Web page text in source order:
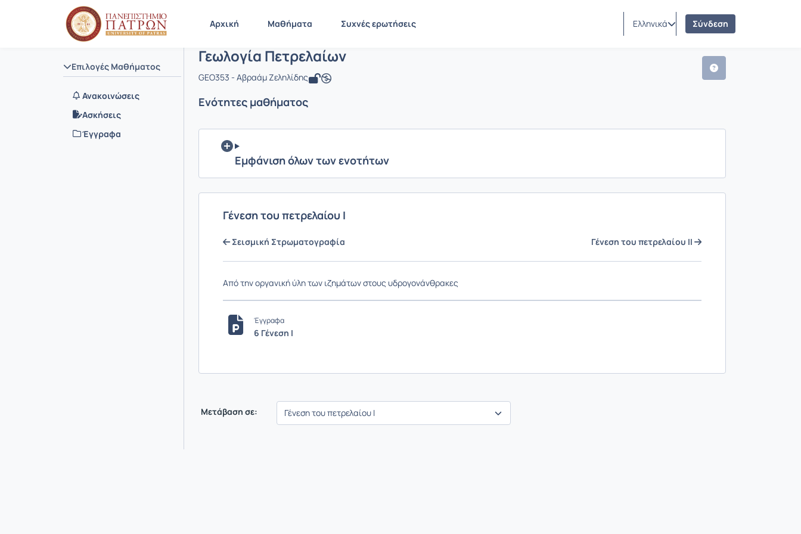
Αρχική Μαθήματα Συχνές ερωτήσεις Ελληνικά Σύνδεση
Επιλογές Μαθήματος
Ανακοινώσεις
Ασκήσεις
Έγγραφα
Αρχική Σελίδα Γεωλογία Πετρελαίων Ενότητες μαθήματος
Μάθημα : Γεωλογία Πετρελαίων
Κωδικός : GEO353
Γεωλογία Πετρελαίων
GEO353 - Αβραάμ Ζεληλίδης
Ενότητες μαθήματος
Εμφάνιση όλων των ενοτήτων
Γένεση του πετρελαίου Ι
Σεισμική Στρωματογραφία Γένεση του πετρελαίου ΙΙ
Από την οργανική ύλη των ιζημάτων στους υδρογονάνθρακες
Έγγραφα
6 Γένεση Ι
Μετάβαση σε: